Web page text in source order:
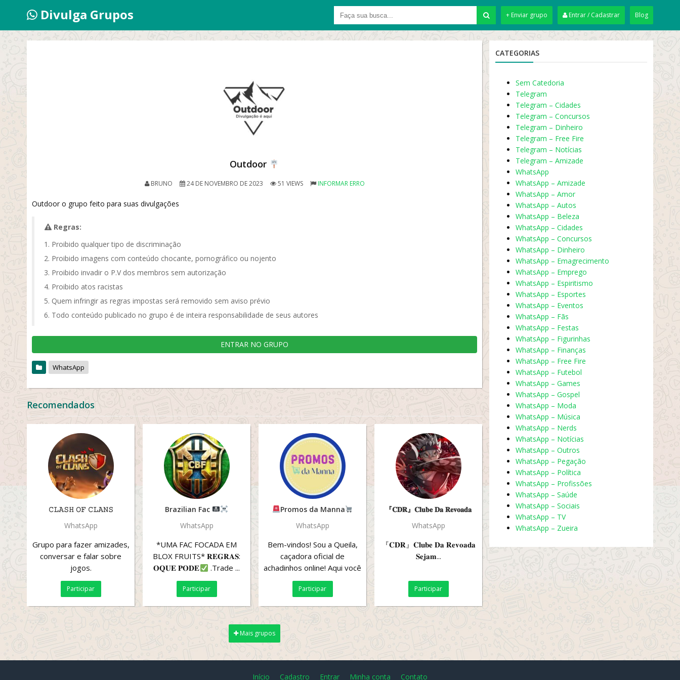
Divulga Grupos Blog
Entrar / Cadastrar
+ Enviar grupo
Outdoor
BRUNO 24 DE NOVEMBRO DE 2023 51 VIEWS INFORMAR ERRO
Outdoor o grupo feito para suas divulgações
Regras:
Proibido qualquer tipo de discriminação
Proibido imagens com conteúdo chocante, pornográfico ou nojento
Proibido invadir o P.V dos membros sem autorização
Proibido atos racistas
Quem infringir as regras impostas será removido sem aviso prévio
Todo conteúdo publicado no grupo é de inteira responsabilidade de seus autores
ENTRAR NO GRUPO
WhatsApp
Recomendados
𝙲𝙻𝙰𝚂𝙷 𝙾𝙵 𝙲𝙻𝙰𝙽𝚂
WhatsApp
Grupo para fazer amizades,
conversar e falar sobre
jogos.
Participar
Brazilian Fac
WhatsApp
*UMA FAC FOCADA EM
BLOX FRUITS* 𝐑𝐄𝐆𝐑𝐀𝐒:
𝐎𝐐𝐔𝐄 𝐏𝐎𝐃𝐄
.Trade ...
Participar
Promos da Manna
WhatsApp
Bem-vindos! Sou a Queila,
caçadora oficial de
achadinhos online! Aqui você
vai encontrar ofertas
imperdíveis,...
Participar
『𝐂𝐃𝐑』𝐂𝐥𝐮𝐛𝐞 𝐃𝐚 𝐑𝐞𝐯𝐨𝐚𝐝𝐚
WhatsApp
『𝐂𝐃𝐑』𝐂𝐥𝐮𝐛𝐞 𝐃𝐚 𝐑𝐞𝐯𝐨𝐚𝐝𝐚
𝐒𝐞𝐣𝐚𝐦...
Participar
Mais grupos
CATEGORIAS
Sem Catedoria
Telegram
Telegram – Cidades
Telegram – Concursos
Telegram – Dinheiro
Telegram – Free Fire
Telegram – Notícias
Telegram – Amizade
WhatsApp
WhatsApp – Amizade
WhatsApp – Amor
WhatsApp – Autos
WhatsApp – Beleza
WhatsApp – Cidades
WhatsApp – Concursos
WhatsApp – Dinheiro
WhatsApp – Emagrecimento
WhatsApp – Emprego
WhatsApp – Espiritismo
WhatsApp – Esportes
WhatsApp – Eventos
WhatsApp – Fãs
WhatsApp – Festas
WhatsApp – Figurinhas
WhatsApp – Finanças
WhatsApp – Free Fire
WhatsApp – Futebol
WhatsApp – Games
WhatsApp – Gospel
WhatsApp – Moda
WhatsApp – Música
WhatsApp – Nerds
WhatsApp – Notícias
WhatsApp – Outros
WhatsApp – Pegação
WhatsApp – Política
WhatsApp – Profissões
WhatsApp – Saúde
WhatsApp – Sociais
WhatsApp – TV
WhatsApp – Zueira
Início Cadastro Entrar Minha conta Contato